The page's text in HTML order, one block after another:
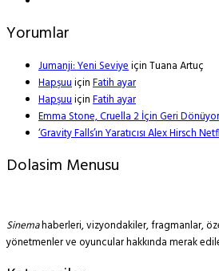
Yorumlar
Jumanji: Yeni SeviyeiçinTuana Artuç
HapşuuiçinFatih ayar
HapşuuiçinFatih ayar
Emma Stone, Cruella 2 İçin Geri
‘Gravity Falls’ın Yaratıcısı Alex Hirsch
Dolasim Menusu
Sinemahaberleri, vizyondakiler, fragmanlar,
yönetmenler ve oyuncular hakkında merak